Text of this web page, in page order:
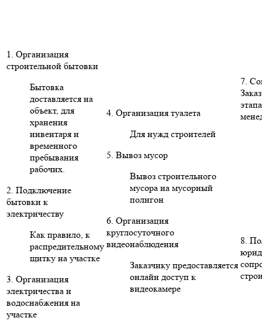
1. Организация
строительной бытовки
Бытовка
доставляется на
объект, для
хранения
инвентаря и
временного
пребывания
рабочих.
2. Подключение
бытовки к
электричеству
Как правило, к
распредительному
щитку на участке
3. Организация
электричества и
водоснабжения на
участке
4. Организация туалета
Для нужд строителей
5. Вывоз мусор
Вывоз строительного
мусора на мусорный
полигон
6. Организация
круглосуточного
видеонаблюдения
Заказчику предоставляется
онлайн доступ к
видеокамере
7.
8.